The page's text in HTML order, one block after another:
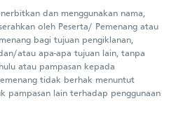
dan menggunakan nama,
oleh Peserta/ Pemenang atau
bagi tujuan pengiklanan,
atau apa-apa tujuan lain, tanpa
atau pampasan kepada
tidak berhak menuntut
pampasan lain terhadap penggunaan